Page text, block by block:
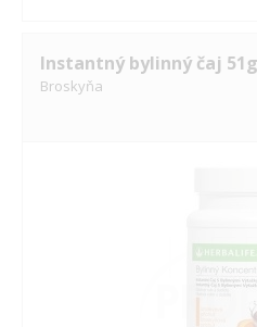
Instantný bylinný čaj 51g
Broskyňa